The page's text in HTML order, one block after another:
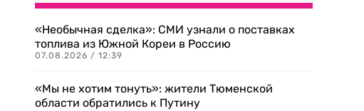
«Необычная сделка»: СМИ узнали о поставках
топлива из Южной Кореи в Россию
07.08.2026 / 12:39
«Мы не хотим тонуть»: жители Тюменской
области обратились к Путину